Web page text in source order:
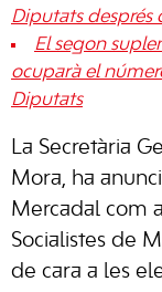
Diputats després
El segon
ocuparà el
Diputats
La Secretària
Mora, ha
Mercadal com
Socialistes de
de cara a les